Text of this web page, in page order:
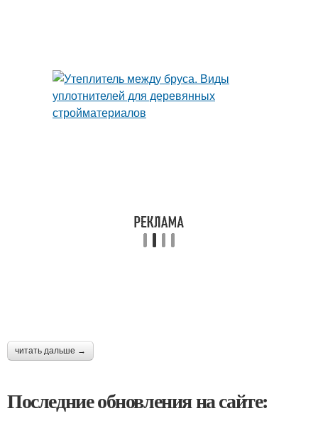
читать дальше →
Последние обновления на сайте: